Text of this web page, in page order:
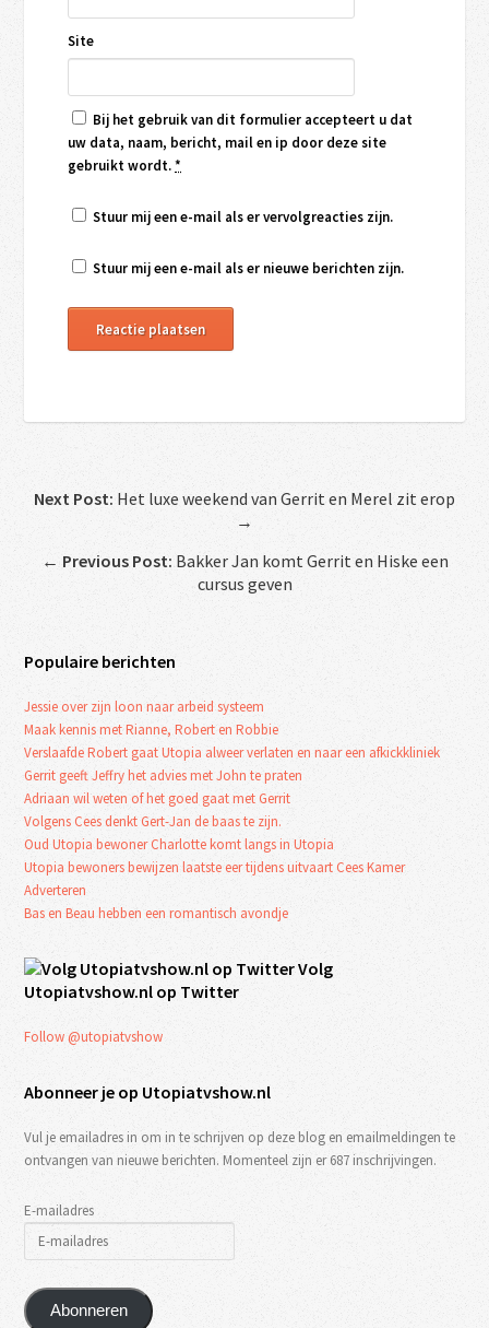
Site
Bij het gebruik van dit formulier accepteert u dat
uw data, naam, bericht, mail en ip door deze site
gebruikt wordt.*
Stuur mij een e-mail als er vervolgreacties zijn.
Stuur mij een e-mail als er nieuwe berichten zijn.
Next Post: Het luxe weekend van Gerrit en Merel zit erop
→
← Previous Post: Bakker Jan komt Gerrit en Hiske een
cursus geven
Populaire berichten
Jessie over zijn loon naar arbeid systeem
Maak kennis met Rianne, Robert en Robbie
Verslaafde Robert gaat Utopia alweer verlaten en naar een afkickkliniek
Gerrit geeft Jeffry het advies met John te praten
Adriaan wil weten of het goed gaat met Gerrit
Volgens Cees denkt Gert-Jan de baas te zijn.
Oud Utopia bewoner Charlotte komt langs in Utopia
Utopia bewoners bewijzen laatste eer tijdens uitvaart Cees Kamer
Adverteren
Bas en Beau hebben een romantisch avondje
Volg
Utopiatvshow.nl op Twitter
Follow @utopiatvshow
Abonneer je op Utopiatvshow.nl
Vul je emailadres in om in te schrijven op deze blog en emailmeldingen te
ontvangen van nieuwe berichten. Momenteel zijn er 687 inschrijvingen.
E-mailadres
Abonneren